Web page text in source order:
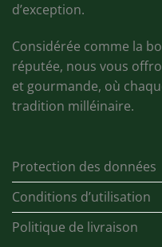
d’exception.
Considérée comme la
réputée, nous vous
et gourmande, où
tradition milléinaire.
Protection des données
Conditions d’utilisation
Politique de livraison